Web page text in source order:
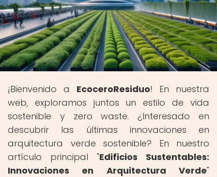
¡Bienvenido a EcoceroResiduo! En nuestra
web, exploramos juntos un estilo de vida
sostenible y zero waste. ¿Interesado en
descubrir las últimas innovaciones en
arquitectura verde sostenible? En nuestro
artículo principal "Edificios Sustentables:
Innovaciones en Arquitectura Verde"